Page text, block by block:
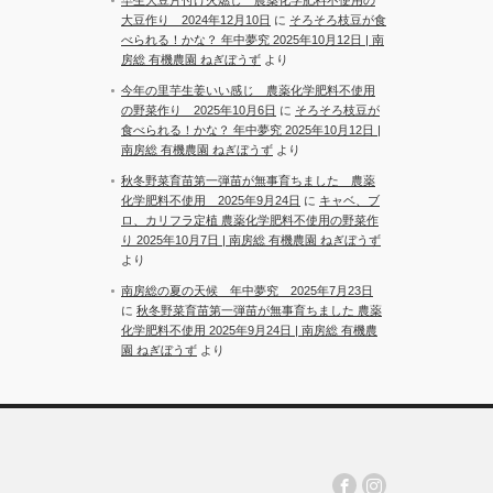
大豆作り 2024年12月10日 に そろそろ枝豆が食
べられる！かな？ 年中夢究 2025年10月12日 | 南
房総 有機農園 ねぎぼうず より
今年の里芋生姜いい感じ 農薬化学肥料不使用
の野菜作り 2025年10月6日 に そろそろ枝豆が
食べられる！かな？ 年中夢究 2025年10月12日 |
南房総 有機農園 ねぎぼうず より
秋冬野菜育苗第一弾苗が無事育ちました 農薬
化学肥料不使用 2025年9月24日 に キャベ、ブ
ロ、カリフラ定植 農薬化学肥料不使用の野菜作
り 2025年10月7日 | 南房総 有機農園 ねぎぼうず
より
南房総の夏の天候 年中夢究 2025年7月23日
に 秋冬野菜育苗第一弾苗が無事育ちました 農薬
化学肥料不使用 2025年9月24日 | 南房総 有機農
園 ねぎぼうず より